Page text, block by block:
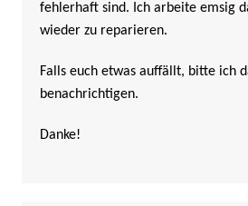
fehlerhaft sind. Ich arbeite emsig
wieder zu reparieren.
Falls euch etwas auffällt, bitte ich
benachrichtigen.
Danke!